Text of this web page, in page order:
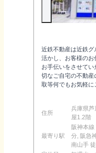
近鉄不動産は近鉄
活かし、お客様の
お手伝いをさせて
切なご自宅の不動
取等何でもお気軽に
住所
兵庫県
屋1.2階
最寄り駅
阪神本
分, 阪急
南山手